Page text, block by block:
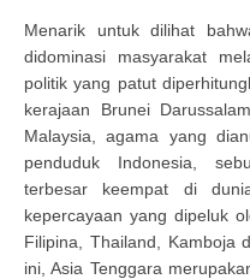
Menarik untuk dilihat
didominasi masyarakat
politik yang patut
kerajaan Brunei
Malaysia, agama yang
penduduk Indonesia,
terbesar keempat di
kepercayaan yang dipeluk
Filipina, Thailand, Kamboja
ini, Asia Tenggara